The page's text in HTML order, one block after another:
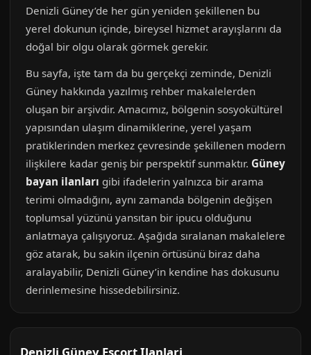
Denizli Güney’de her gün yeniden şekillenen bu
yerel dokunun içinde, bireysel hizmet arayışlarını da
doğal bir olgu olarak görmek gerekir.
Bu sayfa, işte tam da bu gerçekçi zeminde, Denizli
Güney hakkında yazılmış rehber makalelerden
oluşan bir arşivdir. Amacımız, bölgenin sosyokültürel
yapısından ulaşım dinamiklerine, yerel yaşam
pratiklerinden merkez çevresinde şekillenen modern
ilişkilere kadar geniş bir perspektif sunmaktır. Güney
bayan ilanları gibi ifadelerin yalnızca bir arama
terimi olmadığını, aynı zamanda bölgenin değişen
toplumsal yüzünü yansıtan bir ipucu olduğunu
anlatmaya çalışıyoruz. Aşağıda sıralanan makalelere
göz atarak, bu sakin ilçenin örtüsünü biraz daha
aralayabilir, Denizli Güney’in kendine has dokusunu
derinlemesine hissedebilirsiniz.